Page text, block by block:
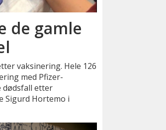
de gamle
vaksinering. Hele 126
med Pfizer-
dødsfall etter
Sigurd Hortemo i